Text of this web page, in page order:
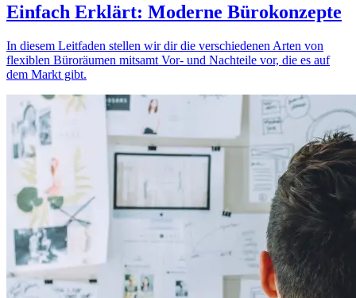
Einfach Erklärt: Moderne Bürokonzepte
In diesem Leitfaden stellen wir dir die verschiedenen Arten von
flexiblen Büroräumen mitsamt Vor- und Nachteile vor, die es auf
dem Markt gibt.